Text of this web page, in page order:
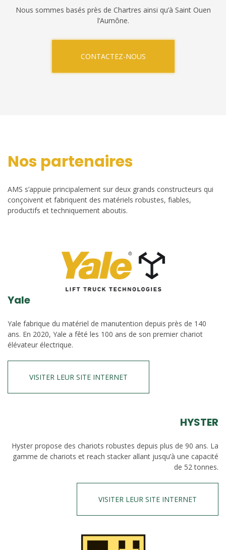
Nous sommes basés près de Chartres ainsi qu’à Saint Ouen
l’Aumône.
CONTACTEZ-NOUS
Nos partenaires
AMS s’appuie principalement sur deux grands constructeurs qui
conçoivent et fabriquent des matériels robustes, fiables,
productifs et techniquement aboutis.
Yale
Yale fabrique du matériel de manutention depuis près de 140
ans. En 2020, Yale a fêté les 100 ans de son premier chariot
élévateur électrique.
VISITER LEUR SITE INTERNET
HYSTER
Hyster propose des chariots robustes depuis plus de 90 ans. La
gamme de chariots et reach stacker allant jusqu’à une capacité
de 52 tonnes.
VISITER LEUR SITE INTERNET